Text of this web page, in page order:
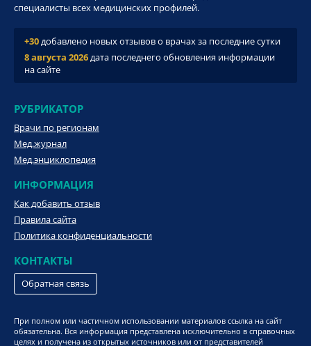
специалисты всех медицинских профилей.
+30добавлено новых отзывов о врачах за последние сутки
8 августа 2026дата последнего обновления информации
на сайте
РУБРИКАТОР
Врачи по регионам
Мед.журнал
Мед.энциклопедия
ИНФОРМАЦИЯ
Как добавить отзыв
Правила сайта
Политика конфиденциальности
КОНТАКТЫ
Обратная связь
При полном или частичном использовании материалов ссылка на сайт
обязательна. Вся информация представлена исключительно в справочных
целях и получена из открытых источников или от представителей